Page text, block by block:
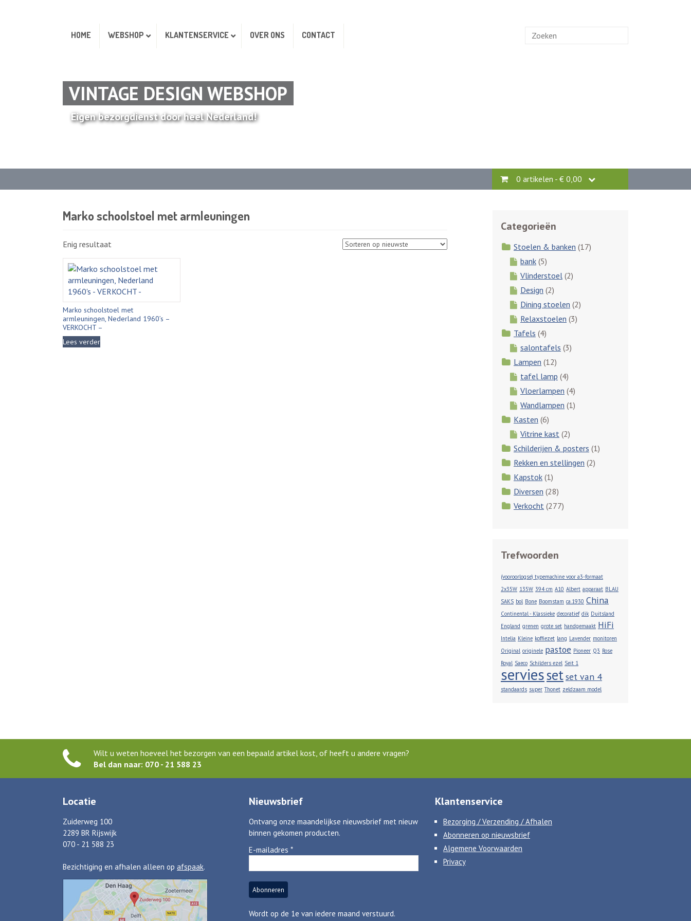
HOME WEBSHOP KLANTENSERVICE OVER ONS CONTACT
Zoek
VINTAGE DESIGN WEBSHOP
Eigen bezorgdienst door heel Nederland!
0 artikelen - € 0,00
Marko schoolstoel met armleuningen
Enig resultaat
Marko schoolstoel met
armleuningen, Nederland 1960’s –
VERKOCHT –
Lees verder
Categorieën
Stoelen & banken (17)
bank (5)
Vlinderstoel (2)
Design (2)
Dining stoelen (2)
Relaxstoelen (3)
Tafels (4)
salontafels (3)
Lampen (12)
tafel lamp (4)
Vloerlampen (4)
Wandlampen (1)
Kasten (6)
Vitrine kast (2)
Schilderijen & posters (1)
Rekken en stellingen (2)
Kapstok (1)
Diversen (28)
Verkocht (277)
Trefwoorden
(vooroorlogse) typemachine voor a3-formaat
2x35W 135W 394 cm A10 Albert apparaat BLAU
SAKS bol Bone Boomstam ca.1930 China
Continental - Klassieke decoratief dik Duitsland
England grenen grote set handgemaakt HiFi
Intelia Kleine koffiezet lang Lavender monitoren
Original originele pastoe Pioneer Q3 Rose
Royal Saeco Schilders ezel Seit 1
serviessetset van 4
standaards super Thonet zeldzaam model
Wilt u weten hoeveel het bezorgen van een bepaald artikel kost, of heeft u andere vragen?
Bel dan naar: 070 - 21 588 23
Locatie
Zuiderweg 100
2289 BR Rijswijk
070 - 21 588 23
Bezichtiging en afhalen alleen op afspaak.
Nieuwsbrief
Ontvang onze maandelijkse nieuwsbrief met nieuw
binnen gekomen producten.
E-mailadres *
Wordt op de 1e van iedere maand verstuurd.
Klantenservice
Bezorging / Verzending / Afhalen
Abonneren op nieuwsbrief
Algemene Voorwaarden
Privacy